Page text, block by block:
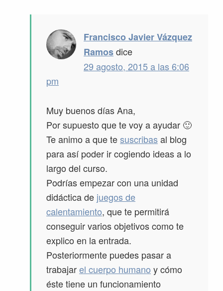
Francisco Javier Vázquez
Ramosdice
29 agosto, 2015 a las 6:06
pm
Muy buenos días Ana,
Por supuesto que te voy a ayudar 🙂
Te animo a que tesuscribas al blog
para así poder ir cogiendo ideas a lo
largo del curso.
Podrías empezar con una unidad
didáctica de juegos de
calentamiento, que te permitirá
conseguir varios objetivos como te
explico en la entrada.
Posteriormente puedes pasar a
trabajarel cuerpo humano y cómo
éste tiene un funcionamiento